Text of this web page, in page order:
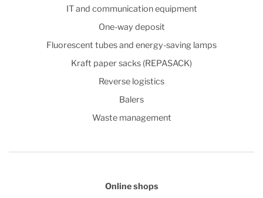
IT and communication equipment
One-way deposit
Fluorescent tubes and energy-saving lamps
Kraft paper sacks (REPASACK)
Reverse logistics
Balers
Waste management
Online shops